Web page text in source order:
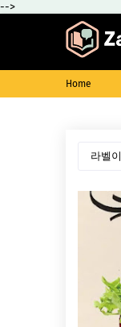
-->
Home
라벨이